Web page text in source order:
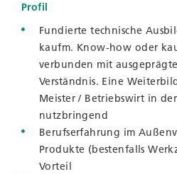
Profil
Fundierte technische
kaufm. Know-how oder
verbunden mit
Verständnis. Eine
Meister / Betriebswirt in
nutzbringend
Berufserfahrung im
Produkte (bestenfalls
Vorteil